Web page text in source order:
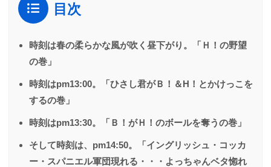
目次
時刻は春の柔らかな風が吹く昼下がり。「Ｈ！の野望
の巻」
時刻はpm13:00。「ひさし君がＢ！＆H！とかけっこを
するの巻」
時刻はpm13:30。「Ｂ！がＨ！のボールを奪うの巻」
そして時刻は、pm14:50。「イングリッシュ・コッカ
ー・スパニエル軍団現れる・・・よっちゃんベタ惚れ